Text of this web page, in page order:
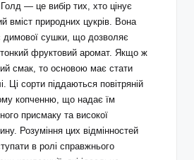
— це вибір тих, хто цінує
вміст природних цукрів. Вона
димової сушки, що дозволяє
тонкий фруктовий аромат. Якщо ж
смак, то основою має стати
Ці сорти піддаються повітряній
копченню, що надає їм
присмаку та високої
Розуміння цих відмінностей
в ролі справжнього